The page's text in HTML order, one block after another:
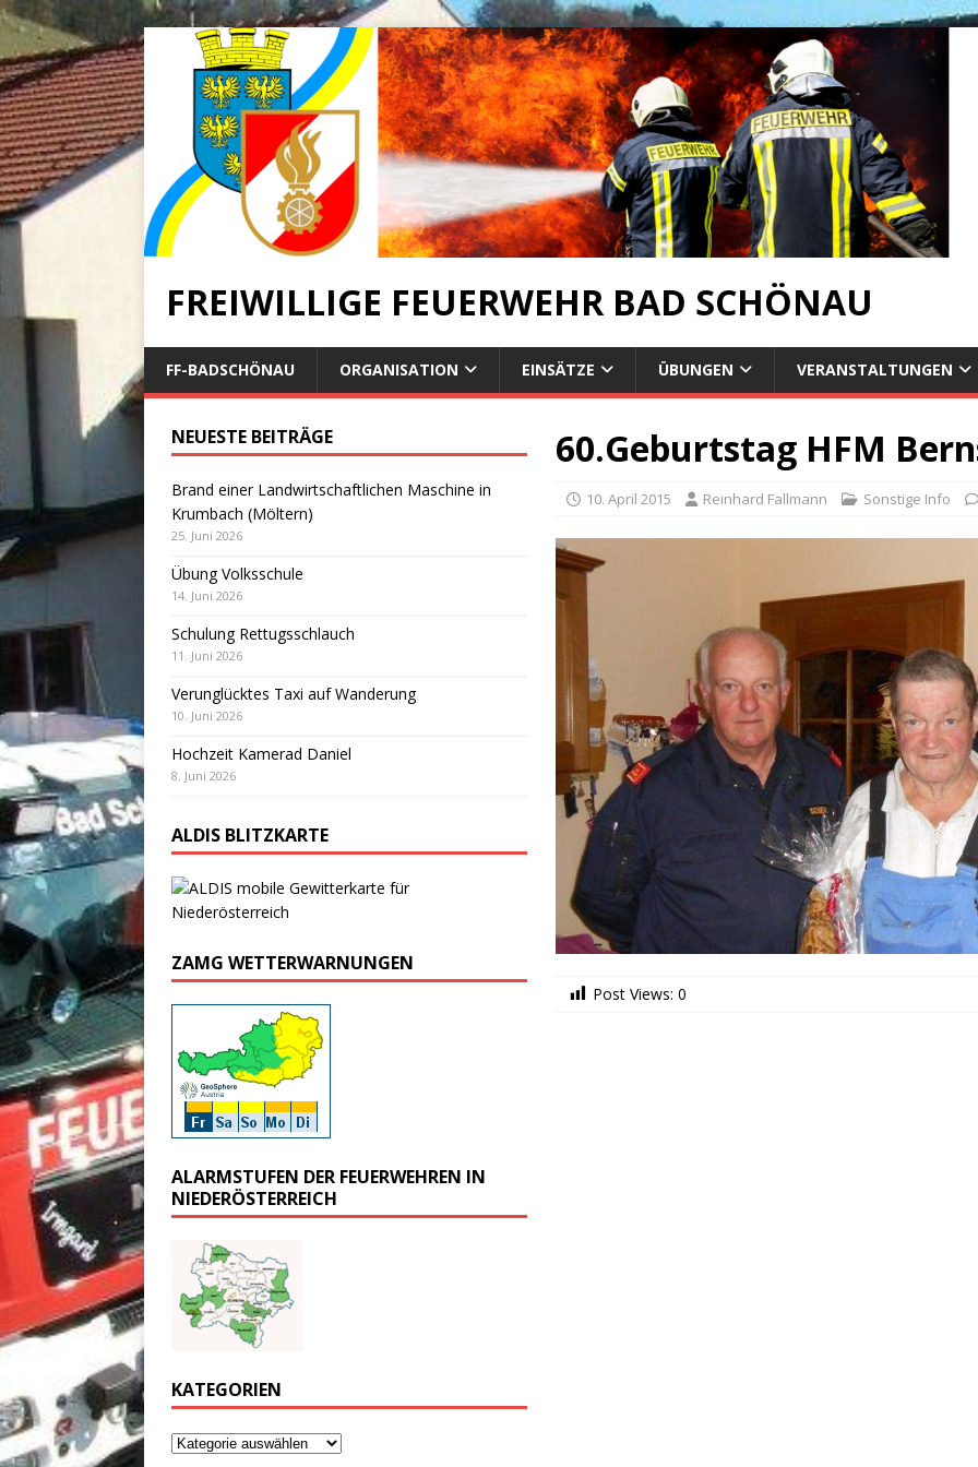
FREIWILLIGE FEUERWEHR BAD SCHÖNAU
FF-BADSCHÖNAU ORGANISATION EINSÄTZE ÜBUNGEN VERANSTALTUNGEN
60.Geburtstag HFM
10. April 2015 Reinhard Fallmann Sonstige Info
Post Views: 0
NEUESTE BEITRÄGE
Brand einer Landwirtschaftlichen Maschine in
Krumbach (Möltern)
25. Juni 2026
Übung Volksschule
14. Juni 2026
Schulung Rettugsschlauch
11. Juni 2026
Verunglücktes Taxi auf Wanderung
10. Juni 2026
Hochzeit Kamerad Daniel
8. Juni 2026
ALDIS BLITZKARTE
ZAMG WETTERWARNUNGEN
ALARMSTUFEN DER FEUERWEHREN IN
NIEDERÖSTERREICH
KATEGORIEN